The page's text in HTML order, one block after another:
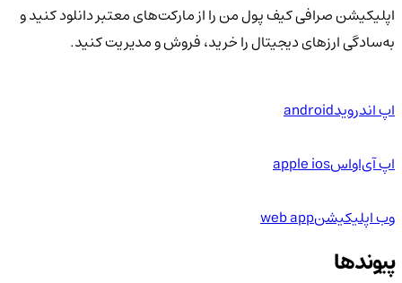
اپلیکیشن صرافی کیف پول من را از مارکت‌های معتبر دانلود کنید و
به‌سادگی ارزهای دیجیتال را خرید، فروش و مدیریت کنید.
اپ اندرویدandroid
اپ آی‌او‌اسapple ios
وب اپلیکیشنweb app
پیوندها